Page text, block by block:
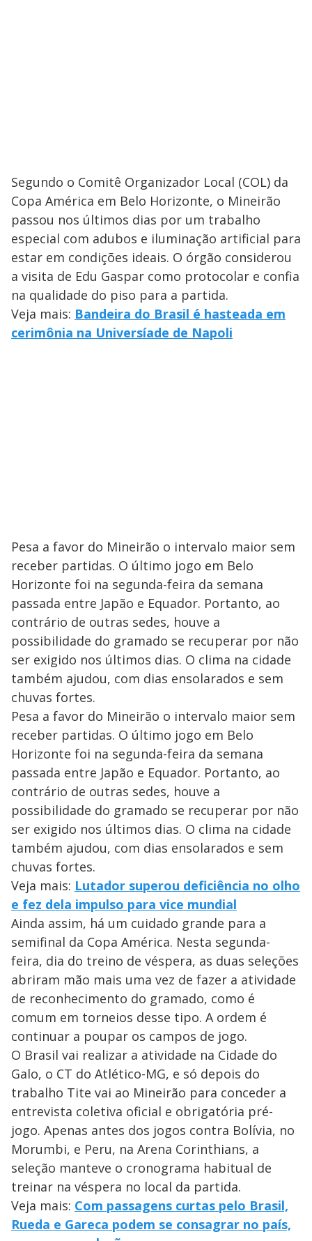
Segundo o Comitê Organizador Local (COL) da
Copa América em Belo Horizonte, o Mineirão
passou nos últimos dias por um trabalho
especial com adubos e iluminação artificial para
estar em condições ideais. O órgão considerou
a visita de Edu Gaspar como protocolar e confia
na qualidade do piso para a partida.
Veja mais: Bandeira do Brasil é hasteada em
cerimônia na Universíade de Napoli
Pesa a favor do Mineirão o intervalo maior sem
receber partidas. O último jogo em Belo
Horizonte foi na segunda-feira da semana
passada entre Japão e Equador. Portanto, ao
contrário de outras sedes, houve a
possibilidade do gramado se recuperar por não
ser exigido nos últimos dias. O clima na cidade
também ajudou, com dias ensolarados e sem
chuvas fortes.
Pesa a favor do Mineirão o intervalo maior sem
receber partidas. O último jogo em Belo
Horizonte foi na segunda-feira da semana
passada entre Japão e Equador. Portanto, ao
contrário de outras sedes, houve a
possibilidade do gramado se recuperar por não
ser exigido nos últimos dias. O clima na cidade
também ajudou, com dias ensolarados e sem
chuvas fortes.
Veja mais: Lutador superou deficiência no olho
e fez dela impulso para vice mundial
Ainda assim, há um cuidado grande para a
semifinal da Copa América. Nesta segunda-
feira, dia do treino de véspera, as duas seleções
abriram mão mais uma vez de fazer a atividade
de reconhecimento do gramado, como é
comum em torneios desse tipo. A ordem é
continuar a poupar os campos de jogo.
O Brasil vai realizar a atividade na Cidade do
Galo, o CT do Atlético-MG, e só depois do
trabalho Tite vai ao Mineirão para conceder a
entrevista coletiva oficial e obrigatória pré-
jogo. Apenas antes dos jogos contra Bolívia, no
Morumbi, e Peru, na Arena Corinthians, a
seleção manteve o cronograma habitual de
treinar na véspera no local da partida.
Veja mais: Com passagens curtas pelo Brasil,
Rueda e Gareca podem se consagrar no país,